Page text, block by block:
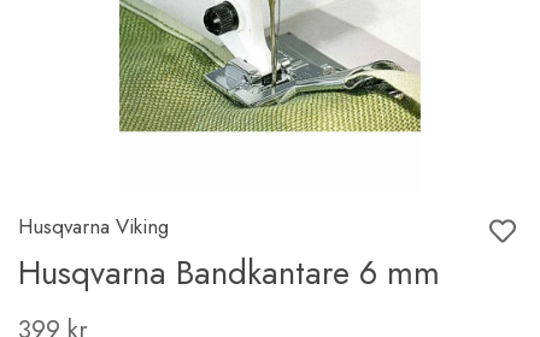
Husqvarna Viking
Husqvarna Bandkantare 6 mm
399 kr